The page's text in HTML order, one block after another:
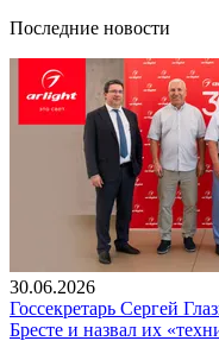
Последние новости
30.06.2026
Госсекретарь Сергей
Бресте и назвал их